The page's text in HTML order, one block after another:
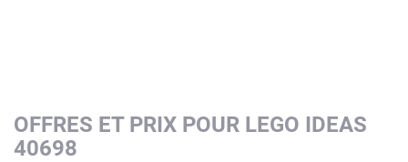
OFFRES ET PRIX POUR LEGO IDEAS
40698